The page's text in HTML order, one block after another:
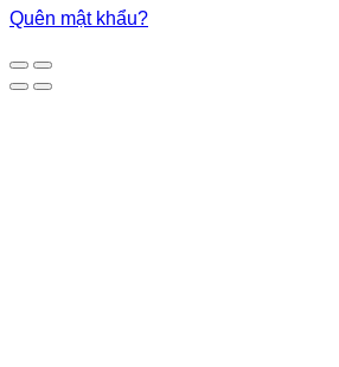
Quên mật khẩu?